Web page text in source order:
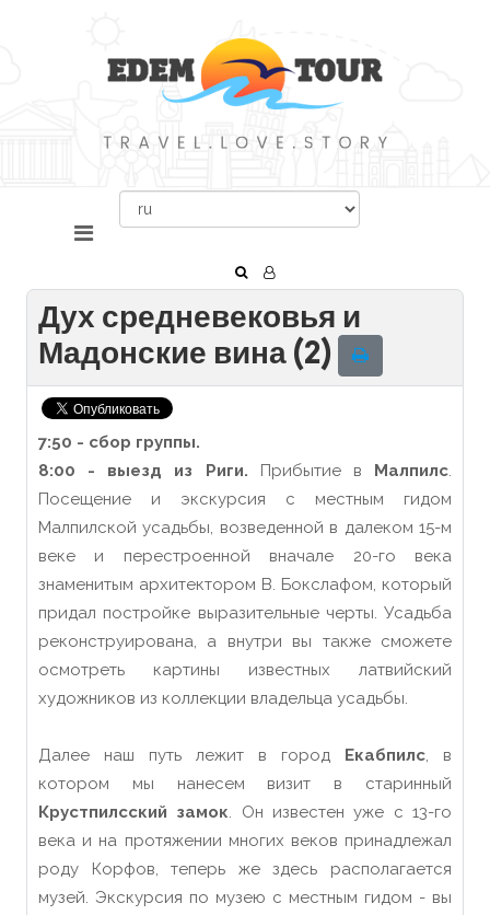
Дух средневековья и
Мадонские вина (2)
7:50 - сбор группы.
8:00 - выезд из Риги. Прибытие в Малпилс.
Посещение и экскурсия с местным гидом
Малпилской усадьбы, возведенной в далеком 15-м
веке и перестроенной вначале 20-го века
знаменитым архитектором В. Бокслафом, который
придал постройке выразительные черты. Усадьба
реконструирована, а внутри вы также сможете
осмотреть картины известных латвийский
художников из коллекции владельца усадьбы.
Далее наш путь лежит в город Екабпилс, в
котором мы нанесем визит в старинный
Крустпилсский замок. Он известен уже с 13-го
века и на протяжении многих веков принадлежал
роду Корфов, теперь же здесь располагается
музей. Экскурсия по музею с местным гидом - вы